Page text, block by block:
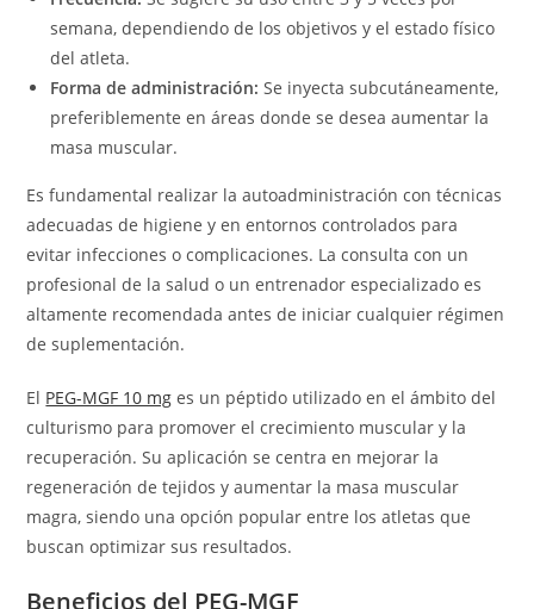
semana, dependiendo de los objetivos y el estado físico
del atleta.
Forma de administración: Se inyecta subcutáneamente,
preferiblemente en áreas donde se desea aumentar la
masa muscular.
Es fundamental realizar la autoadministración con técnicas
adecuadas de higiene y en entornos controlados para
evitar infecciones o complicaciones. La consulta con un
profesional de la salud o un entrenador especializado es
altamente recomendada antes de iniciar cualquier régimen
de suplementación.
El PEG-MGF 10 mg es un péptido utilizado en el ámbito del
culturismo para promover el crecimiento muscular y la
recuperación. Su aplicación se centra en mejorar la
regeneración de tejidos y aumentar la masa muscular
magra, siendo una opción popular entre los atletas que
buscan optimizar sus resultados.
Beneficios del PEG-MGF